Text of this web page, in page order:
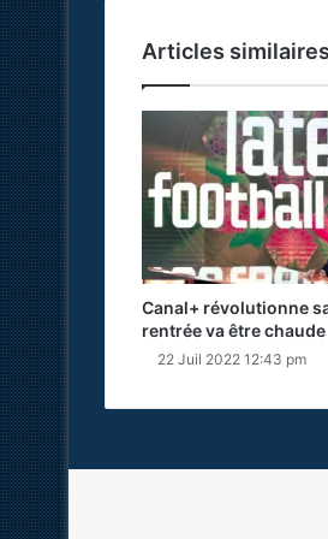
Articles similaires
Canal+ révolutionne
rentrée va être chaude
22 Juil 2022 12:43 pm